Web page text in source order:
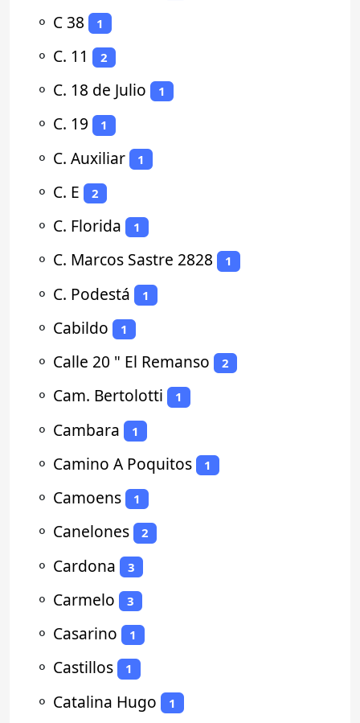
⚬ C 38 1
⚬ C. 11 2
⚬ C. 18 de Julio 1
⚬ C. 19 1
⚬ C. Auxiliar 1
⚬ C. E 2
⚬ C. Florida 1
⚬ C. Marcos Sastre 2828 1
⚬ C. Podestá 1
⚬ Cabildo 1
⚬ Calle 20 " El Remanso 2
⚬ Cam. Bertolotti 1
⚬ Cambara 1
⚬ Camino A Poquitos 1
⚬ Camoens 1
⚬ Canelones 2
⚬ Cardona 3
⚬ Carmelo 3
⚬ Casarino 1
⚬ Castillos 1
⚬ Catalina Hugo 1